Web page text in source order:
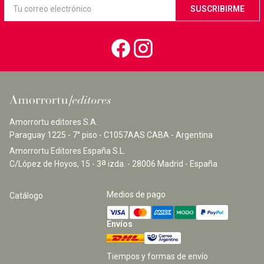
Amorrortu editores S.A.
Paraguay 1225 - 7° piso - C1057AAS CABA - Argentina
Amorrortu Editores España S.L.
C/López de Hoyos, 15 - 3a izda. - 28006 Madrid - España
Catálogo Medios de pago
Envíos
Tiempos y formas de envío